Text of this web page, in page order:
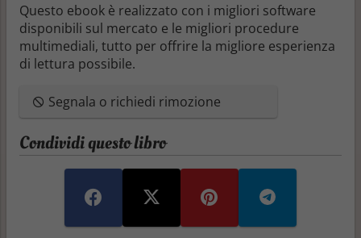
Questo ebook è realizzato con i migliori software
disponibili sul mercato e le migliori procedure
multimediali, tutto per offrire la migliore esperienza
di lettura possibile.
Segnala o richiedi rimozione
Condividi questo libro